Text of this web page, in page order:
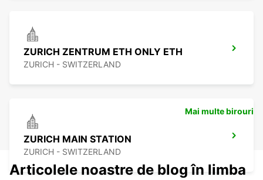
ZURICH ZENTRUM ETH ONLY ETH
ZURICH - SWITZERLAND
ZURICH MAIN STATION
ZURICH - SWITZERLAND
Mai multe birouri
Articolele noastre de blog în limba